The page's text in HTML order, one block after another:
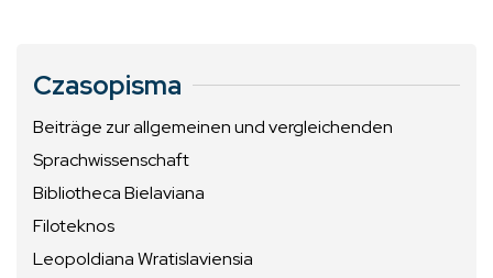
Czasopisma
Beiträge zur allgemeinen und vergleichenden
Sprachwissenschaft
Bibliotheca Bielaviana
Filoteknos
Leopoldiana Wratislaviensia